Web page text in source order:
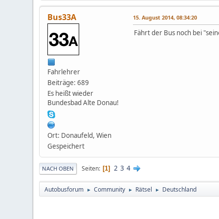
Bus33A
Fahrlehrer
Beiträge: 689
Es heißt wieder
Bundesbad Alte Donau!
Ort: Donaufeld, Wien
Gespeichert
15. August 2014, 08:34:20
Fährt der Bus noch bei
NACH OBEN Seiten 1 2 3 4
Autobusforum ► Community ► Rätsel ► Deutschland